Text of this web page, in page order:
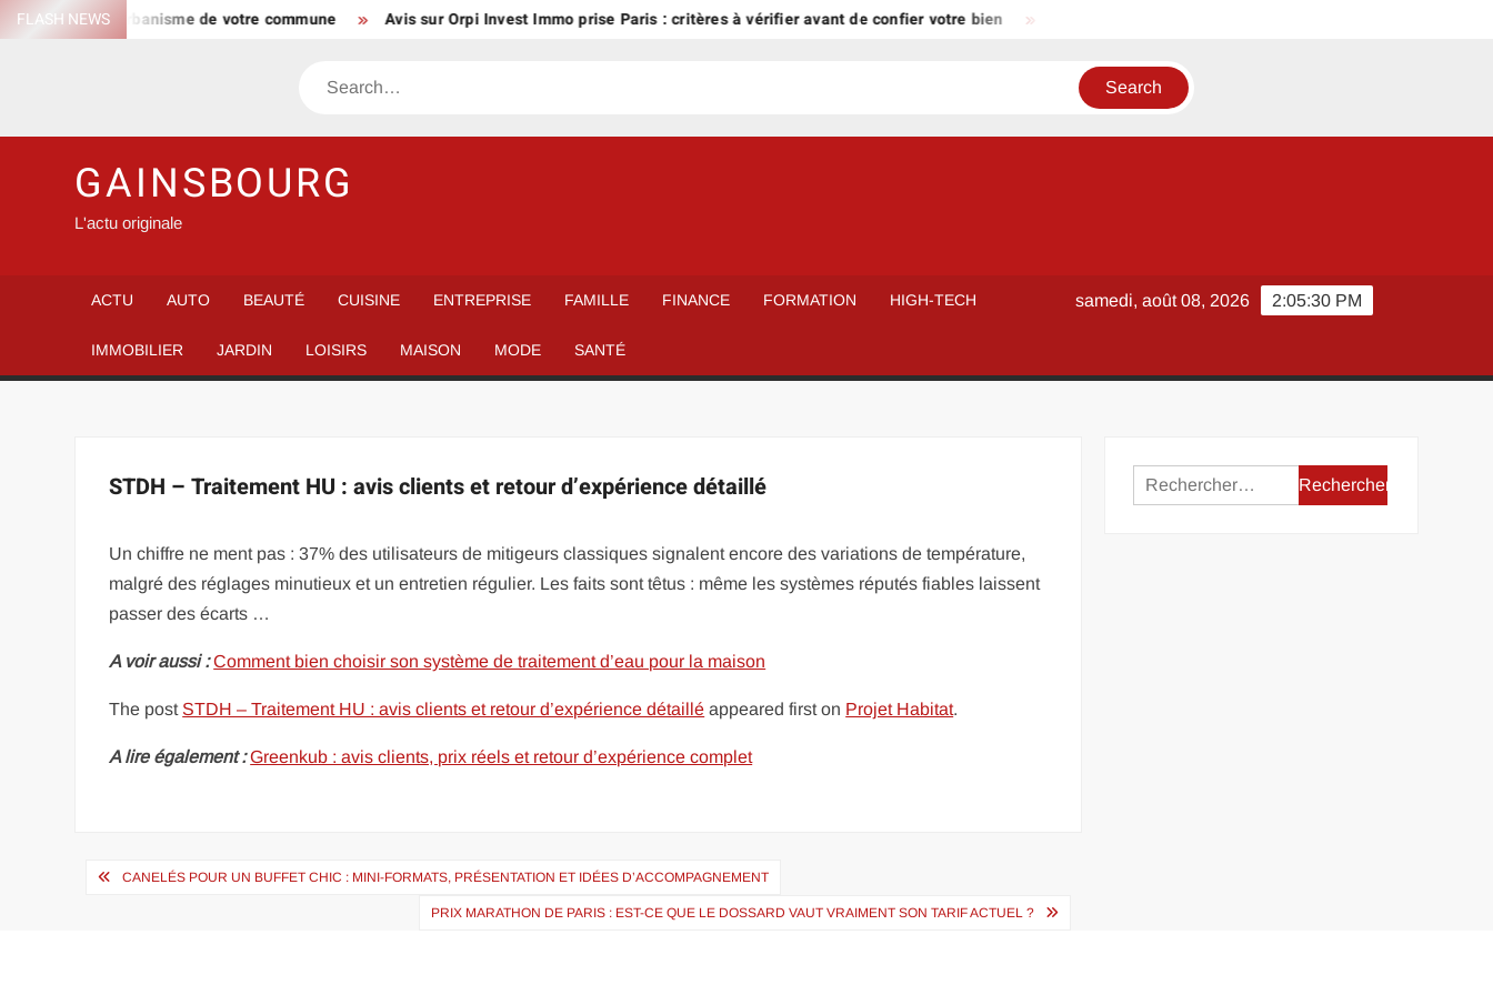
Skip
to
FLASH NEWS
les cartes d’urbanisme de votre commune Avis sur Orpi Invest Immo prise Paris : critères à vérifier avant de confier votre bien
Search
GAINSBOURG
L'actu originale
ACTU AUTO BEAUTÉ CUISINE ENTREPRISE FAMILLE FINANCE FORMATION HIGH-TECH
IMMOBILIER JARDIN LOISIRS MAISON MODE SANTÉ
2:05:30 PM
samedi, août 08, 2026
STDH – Traitement HU : avis clients et retour d’expérience détaillé
Un chiffre ne ment pas : 37% des utilisateurs de mitigeurs classiques signalent encore des variations de température,
malgré des réglages minutieux et un entretien régulier. Les faits sont têtus : même les systèmes réputés fiables laissent
passer des écarts …
A voir aussi : Comment bien choisir son système de traitement d’eau pour la maison
The post STDH – Traitement HU : avis clients et retour d’expérience détaillé appeared first on Projet Habitat.
A lire également : Greenkub : avis clients, prix réels et retour d’expérience complet
Navigation
CANELÉS POUR UN BUFFET CHIC : MINI-FORMATS, PRÉSENTATION ET IDÉES D’ACCOMPAGNEMENT
PRIX MARATHON DE PARIS : EST-CE QUE LE DOSSARD VAUT VRAIMENT SON TARIF ACTUEL ?
Rechercher :